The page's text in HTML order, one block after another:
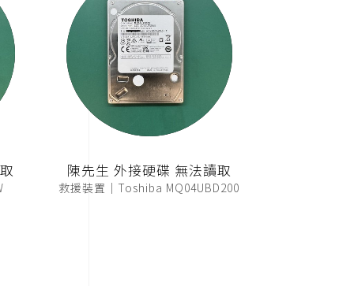
陳先生 外接硬碟 無法讀取
救援裝置｜Toshiba MQ04UBD200